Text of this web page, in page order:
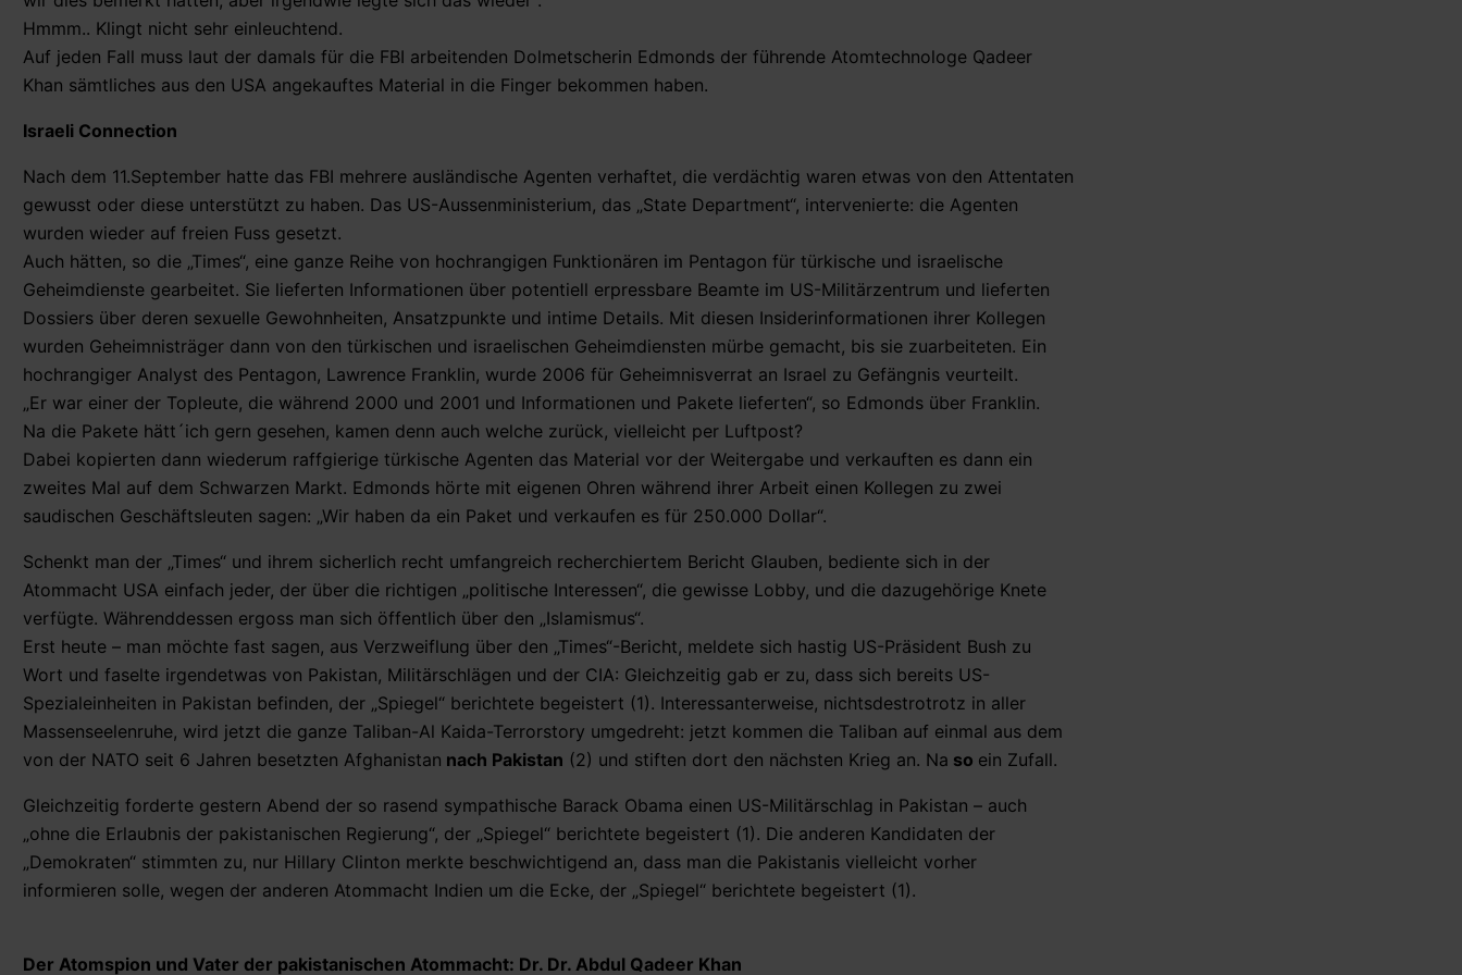
Hmmm.. Klingt nicht sehr einleuchtend.
Auf jeden Fall muss laut der damals für die FBI arbeitenden Dolmetscherin Edmonds der führende Atomtechnologe Qadeer
Khan sämtliches aus den USA angekauftes Material in die Finger bekommen haben.
Israeli Connection
Nach dem 11.September hatte das FBI mehrere ausländische Agenten verhaftet, die verdächtig waren etwas von den Attentaten
gewusst oder diese unterstützt zu haben. Das US-Aussenministerium, das „State Department“, intervenierte: die Agenten
wurden wieder auf freien Fuss gesetzt.
Auch hätten, so die „Times“, eine ganze Reihe von hochrangigen Funktionären im Pentagon für türkische und israelische
Geheimdienste gearbeitet. Sie lieferten Informationen über potentiell erpressbare Beamte im US-Militärzentrum und lieferten
Dossiers über deren sexuelle Gewohnheiten, Ansatzpunkte und intime Details. Mit diesen Insiderinformationen ihrer Kollegen
wurden Geheimnisträger dann von den türkischen und israelischen Geheimdiensten mürbe gemacht, bis sie zuarbeiteten. Ein
hochrangiger Analyst des Pentagon, Lawrence Franklin, wurde 2006 für Geheimnisverrat an Israel zu Gefängnis veurteilt.
„Er war einer der Topleute, die während 2000 und 2001 und Informationen und Pakete lieferten“, so Edmonds über Franklin.
Na die Pakete hätt´ich gern gesehen, kamen denn auch welche zurück, vielleicht per Luftpost?
Dabei kopierten dann wiederum raffgierige türkische Agenten das Material vor der Weitergabe und verkauften es dann ein
zweites Mal auf dem Schwarzen Markt. Edmonds hörte mit eigenen Ohren während ihrer Arbeit einen Kollegen zu zwei
saudischen Geschäftsleuten sagen: „Wir haben da ein Paket und verkaufen es für 250.000 Dollar“.
Schenkt man der „Times“ und ihrem sicherlich recht umfangreich recherchiertem Bericht Glauben, bediente sich in der
Atommacht USA einfach jeder, der über die richtigen „politische Interessen“, die gewisse Lobby, und die dazugehörige Knete
verfügte. Währenddessen ergoss man sich öffentlich über den „Islamismus“.
Erst heute – man möchte fast sagen, aus Verzweiflung über den „Times“-Bericht, meldete sich hastig US-Präsident Bush zu
Wort und faselte irgendetwas von Pakistan, Militärschlägen und der CIA: Gleichzeitig gab er zu, dass sich bereits US-
Spezialeinheiten in Pakistan befinden, der „Spiegel“ berichtete begeistert (1). Interessanterweise, nichtsdestrotrotz in aller
Massenseelenruhe, wird jetzt die ganze Taliban-Al Kaida-Terrorstory umgedreht: jetzt kommen die Taliban auf einmal aus dem
von der NATO seit 6 Jahren besetzten Afghanistan nach Pakistan (2) und stiften dort den nächsten Krieg an. Na so ein Zufall.
Gleichzeitig forderte gestern Abend der so rasend sympathische Barack Obama einen US-Militärschlag in Pakistan – auch
„ohne die Erlaubnis der pakistanischen Regierung“, der „Spiegel“ berichtete begeistert (1). Die anderen Kandidaten der
„Demokraten“ stimmten zu, nur Hillary Clinton merkte beschwichtigend an, dass man die Pakistanis vielleicht vorher
informieren solle, wegen der anderen Atommacht Indien um die Ecke, der „Spiegel“ berichtete begeistert (1).
Der Atomspion und Vater der pakistanischen Atommacht: Dr. Dr. Abdul Qadeer Khan